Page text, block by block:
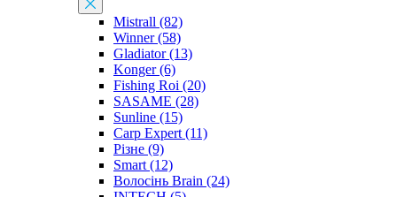
Mistrall (82)
Winner (58)
Gladiator (13)
Konger (6)
Fishing Roi (20)
SASAME (28)
Sunline (15)
Carp Expert (11)
Різне (9)
Smart (12)
Волосінь Brain (24)